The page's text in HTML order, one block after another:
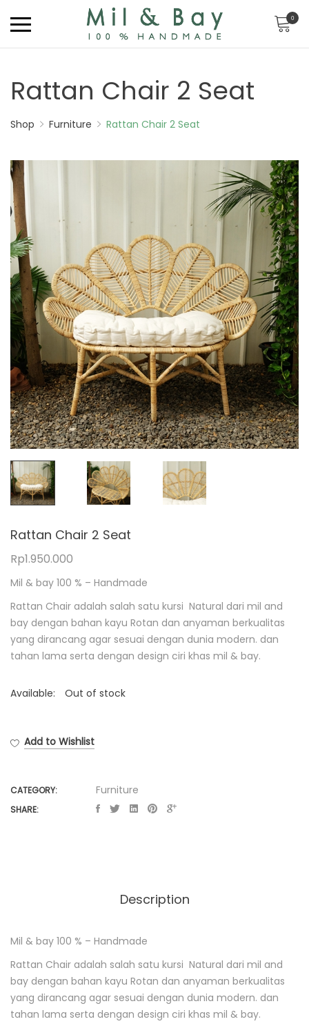
0
Rattan Chair 2 Seat
Shop Furniture Rattan Chair 2 Seat
Rattan Chair 2 Seat
Rp1.950.000
Mil & bay 100 % – Handmade
Rattan Chair adalah salah satu kursi Natural dari mil and
bay dengan bahan kayu Rotan dan anyaman berkualitas
yang dirancang agar sesuai dengan dunia modern. dan
tahan lama serta dengan design ciri khas mil & bay.
Available: Out of stock
Add to Wishlist
CATEGORY: Furniture
SHARE:
Description
D
e
s
c
r
i
Mil & bay 100 % – Handmade
Rattan Chair adalah salah satu kursi Natural dari mil and
bay dengan bahan kayu Rotan dan anyaman berkualitas
yang dirancang agar sesuai dengan dunia modern. dan
tahan lama serta dengan design ciri khas mil & bay.